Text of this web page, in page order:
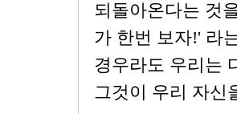
되돌아온다는 것
가 한번 보자!' 라
경우라도 우리는
그것이 우리 자신